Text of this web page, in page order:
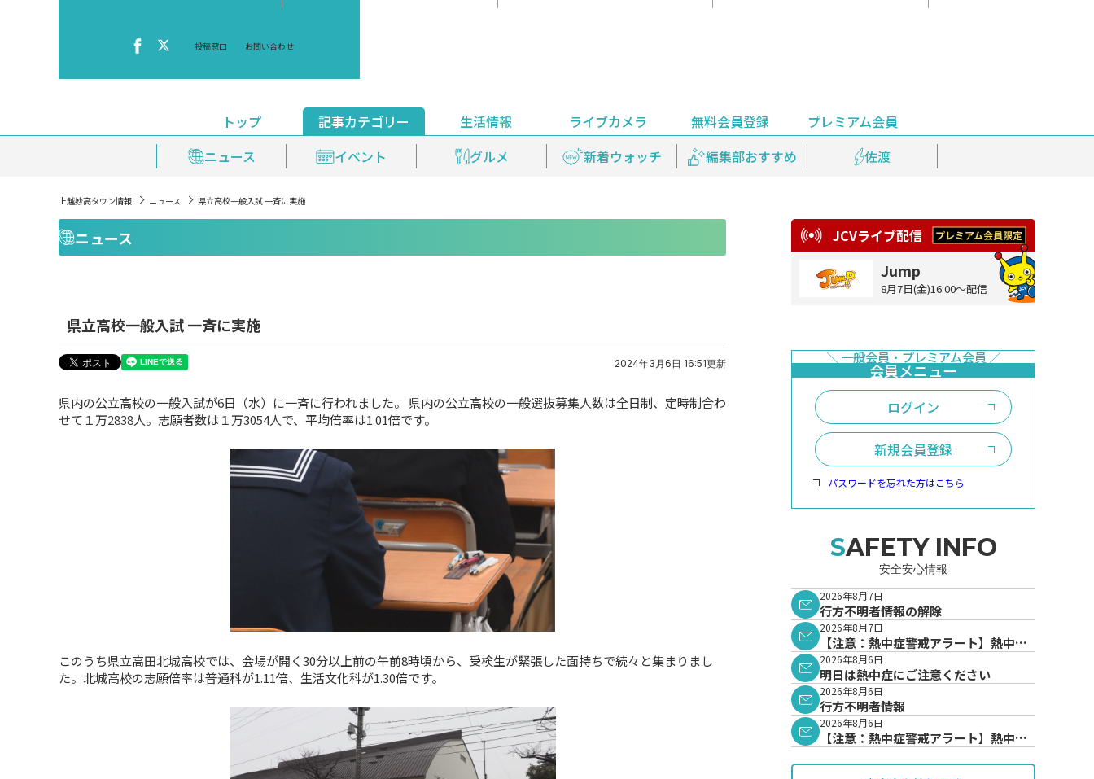
投稿窓口 お問い合わせ
トップ
記事カテゴリー
ニュース
イベント グルメ 新着ウォッチ 編集部おすすめ 佐渡
生活情報
おくやみ情報
安全安心情報 天気 上越妙高百景 鉄道情報
ライブカメラ 無料会員登録
プレミアム会員
ライブ配信
見逃し配信 プレミアム会員登録
上越妙高タウン情報 ニュース 県立高校一般入試 一斉に実施
ニュース
県立高校一般入試 一斉に実施
2024年3月6日 16:51更新
県内の公立高校の一般入試が6日（水）に一斉に行われました。 県内の公立高校の一般選抜募集人数は全日制、定時制合わ
せて１万2838人。志願者数は１万3054人で、平均倍率は1.01倍です。
このうち県立高田北城高校では、会場が開く30分以上前の午前8時頃から、受検生が緊張した面持ちで続々と集まりまし
た。北城高校の志願倍率は普通科が1.11倍、生活文化科が1.30倍です。
JCVライブ配信
Jump
8月7日(金)16:00～配信
ログイン
新規会員登録
パスワードを忘れた方はこちら
SAFETY INFO
安全安心情報
2026年8月7日
行方不明者情報の解除
2026年8月7日
【注意：熱中症警戒アラート】熱中症
警戒アラートが発表されています。
2026年8月6日
明日は熱中症にご注意ください
2026年8月6日
行方不明者情報
2026年8月6日
【注意：熱中症警戒アラート】熱中症